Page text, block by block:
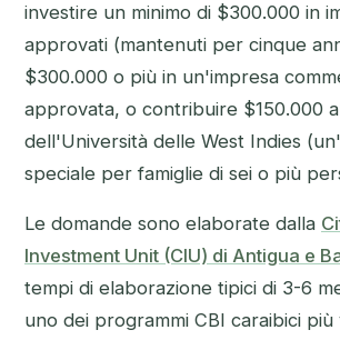
investire un minimo di $300.000 in
approvati (mantenuti per cinque
$300.000 o più in un'impresa
approvata, o contribuire $150.000
dell'Università delle West Indies
speciale per famiglie di sei o più
Le domande sono elaborate dalla
Investment Unit (CIU) di Antigua e
tempi di elaborazione tipici di 3-6
uno dei programmi CBI caraibici più